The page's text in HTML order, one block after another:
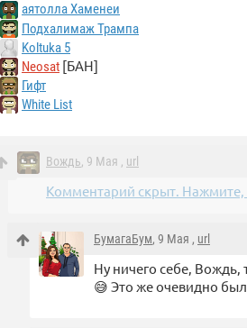
аятолла Хаменеи
Подхалимаж Трампа
Koltuka 5
Neosat [БАН]
Гифт
White List
Вождь, 9 Мая , url
Комментарий скрыт. Нажмите,
БумагаБум, 9 Мая , url
Ну ничего себе, Вождь,
😅 Это же очевидно